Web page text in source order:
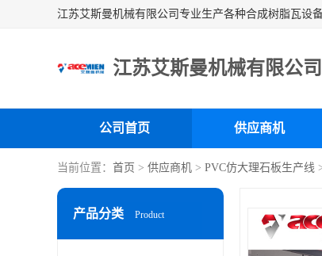
江苏艾斯曼机械有限公司
公司首页 供应商机
当前位置： 首页 > 供应商机 > PVC仿大理石板生产线
产品分类 Product